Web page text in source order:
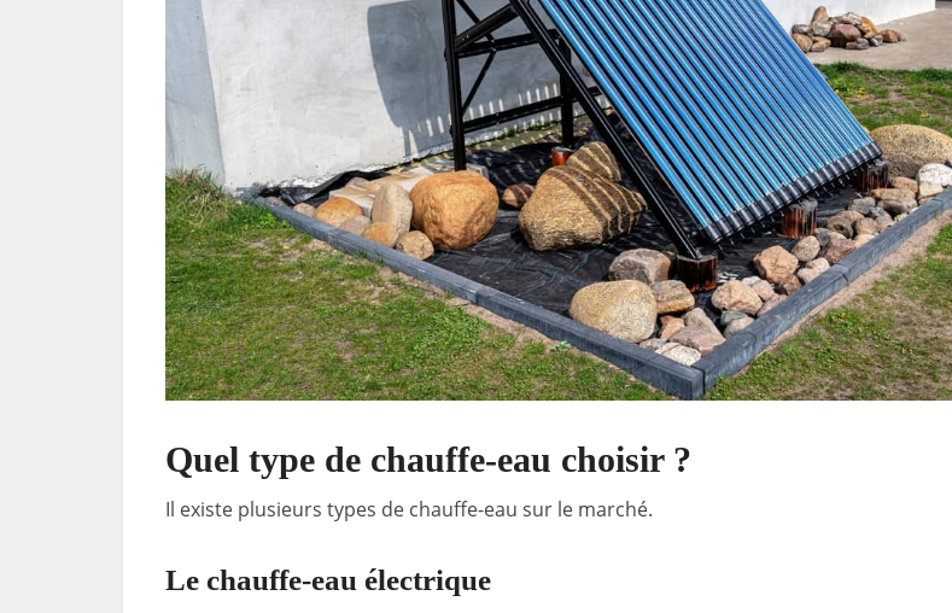
Quel type de chauffe-eau choisir ?
Il existe plusieurs types de chauffe-eau sur le marché.
Le chauffe-eau électrique